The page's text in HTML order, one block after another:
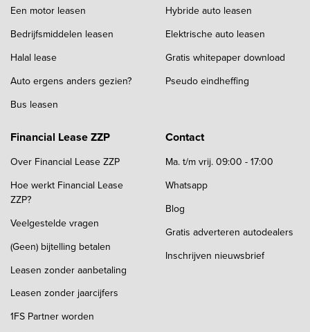
Een motor leasen
Bedrijfsmiddelen leasen
Halal lease
Auto ergens anders gezien?
Bus leasen
Hybride auto leasen
Elektrische auto leasen
Gratis whitepaper download
Pseudo eindheffing
Financial Lease ZZP
Over Financial Lease ZZP
Hoe werkt Financial Lease
ZZP?
Veelgestelde vragen
(Geen) bijtelling betalen
Leasen zonder aanbetaling
Leasen zonder jaarcijfers
1FS Partner worden
Contact
Ma. t/m vrij. 09:00 - 17:00
Whatsapp
Blog
Gratis adverteren autodealers
Inschrijven nieuwsbrief